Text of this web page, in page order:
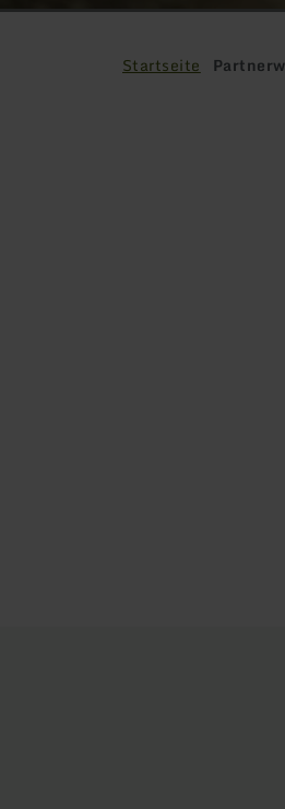
Startseite